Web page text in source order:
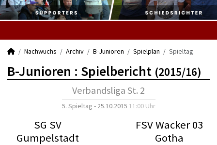
Nachwuchs Archiv B-Junioren Spielplan Spieltag
B-Junioren : Spielbericht (2015/16)
Verbandsliga St. 2
5. Spieltag - 25.10.2015 11:00 Uhr
SG SV
Gumpelstadt
FSV Wacker 03
Gotha